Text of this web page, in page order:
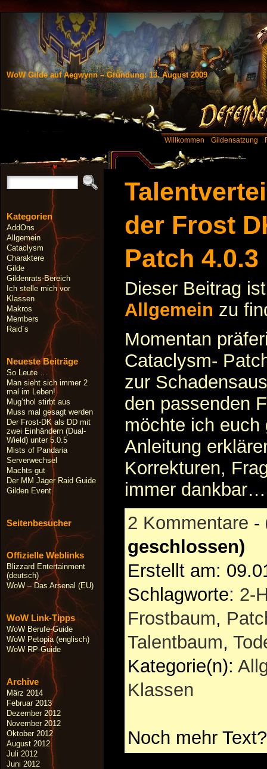
WoW Gilde auf Aegwynn – Gründung: 13. August 2009
Willkommen Gildensatzung
Kategorien
AddOns
Allgemein
Cataclysm
Charaktere
Gilde
Gildenrats-Bereich
Ich stelle mich vor
Klassen
Makros
Members
Raid´s
Neueste Beiträge
So Leute …
Man sieht sich immer 2
mal im Leben!
Mug’thol stirbt aus
Muss mal gesagt werden
Der Frost-DK als DD mit
zwei Einhändern (Dual-
Wield) unter 5.0.5
Mists of Pandaria
Serverwechsel
Machts gut
Der MM Jäger Raid Guide
Gilden Event
Seitenbesucher
Offizielle Weblinks
Blizzard Entertainment
(deutsch)
WoW – Das Arsenal (EU)
WoW Link-Tipps
WoW Berufe-Guide
WoW Petopia (englisch)
WoW RP-Guide
Archive
März 2014
Februar 2013
Dezember 2012
November 2012
Oktober 2012
August 2012
Juli 2012
Juni 2012
der Frost
Patch 4.0.3
Dieser Beitrag
Allgemein zu
Momentan
Cataclysm-
zur
den passenden
möchte ich euch
Anleitung
Korrekturen,
immer
2 Kommentare -
geschlossen)
Erstellt am:
Schlagworte: 2-
Frostbaum,
Talentbaum,
Kategorie(n):
Klassen
Noch mehr